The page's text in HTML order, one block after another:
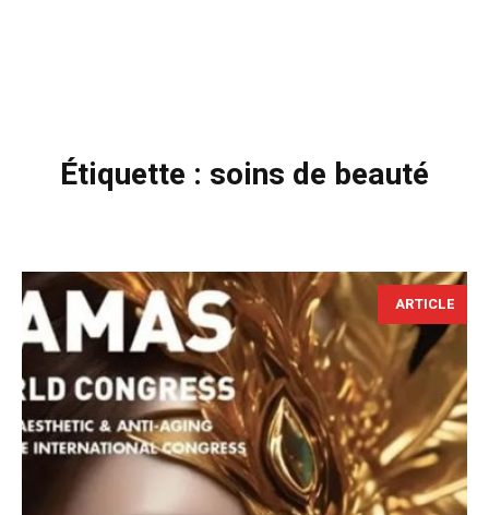
Étiquette : soins de beauté
ARTICLE